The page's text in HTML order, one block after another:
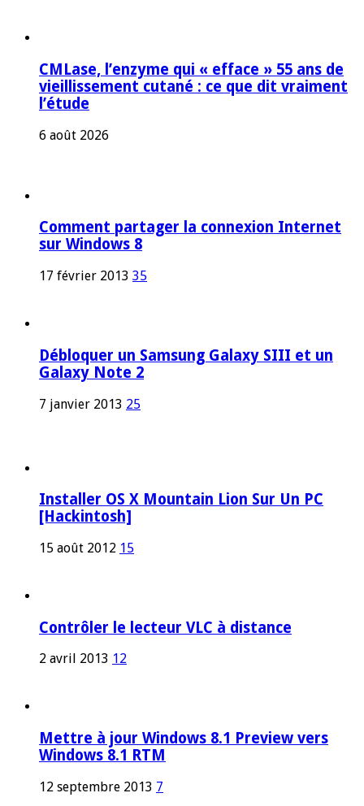
CMLase, l’enzyme qui « efface » 55 ans de
vieillissement cutané : ce que dit vraiment
l’étude
6 août 2026
Comment partager la connexion Internet
sur Windows 8
17 février 2013 35
Débloquer un Samsung Galaxy SIII et un
Galaxy Note 2
7 janvier 2013 25
Installer OS X Mountain Lion Sur Un PC
[Hackintosh]
15 août 2012 15
Contrôler le lecteur VLC à distance
2 avril 2013 12
Mettre à jour Windows 8.1 Preview vers
Windows 8.1 RTM
12 septembre 2013 7